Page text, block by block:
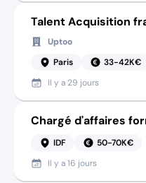
Talent Acquisition
Uptoo
Paris
33-42K€
Il y a 29 jours
Chargé d'affaires
IDF
50-70K€
Il y a16 jours